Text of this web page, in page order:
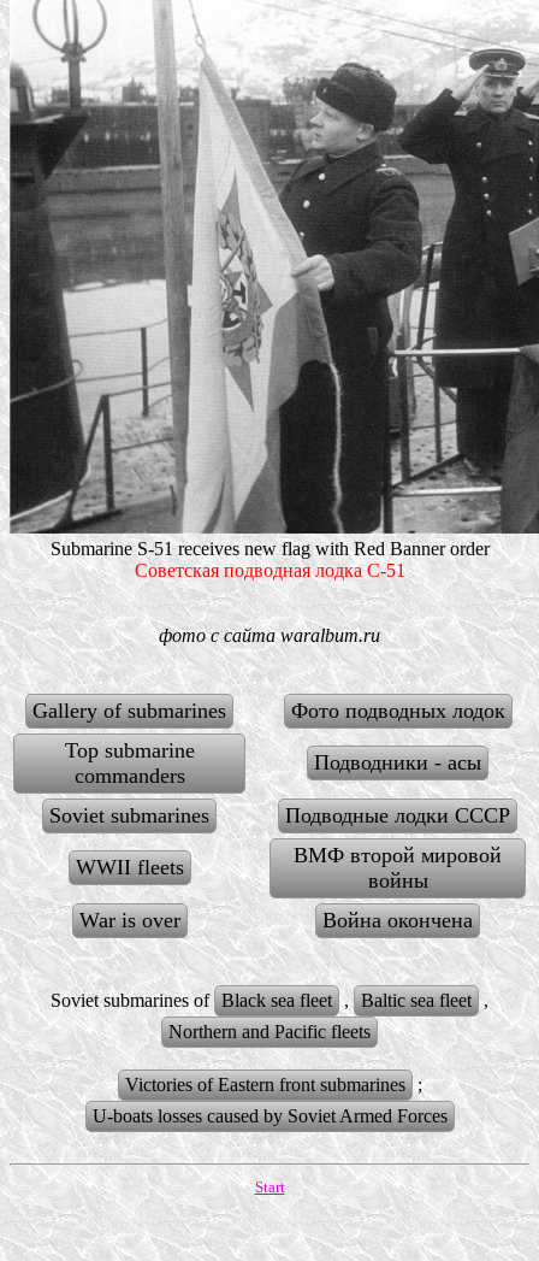
Submarine S-51 receives new flag with Red Banner order
Советская подводная лодка С-51
фото с сайта waralbum.ru
Gallery of submarines
Фото подводных лодок
Top submarine
commanders
Подводники - асы
Soviet submarines Подводные лодки СССР
WWII fleets
ВМФ второй мировой
войны
War is over
Война окончена
Soviet submarines of Black sea fleet , Baltic sea fleet ,
Northern and Pacific fleets
Victories of Eastern front submarines ;
U-boats losses caused by Soviet Armed Forces
Start